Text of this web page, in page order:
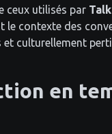
ceux utilisés par
contexte des
culturellement
en